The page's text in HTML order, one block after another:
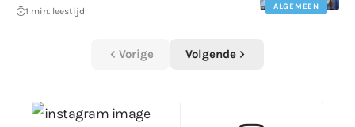
ALGEMEEN
1 min. leestijd
Vorige Volgende